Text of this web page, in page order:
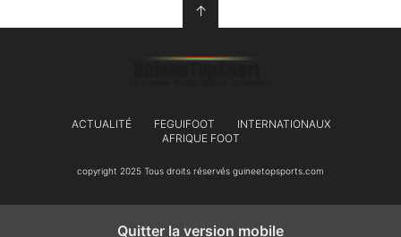
↑
ACTUALITÉ FEGUIFOOT
INTERNATIONAUX
AFRIQUE FOOT
copyright 2025 Tous droits réservés guineetopsports.com
Quitter la version mobile